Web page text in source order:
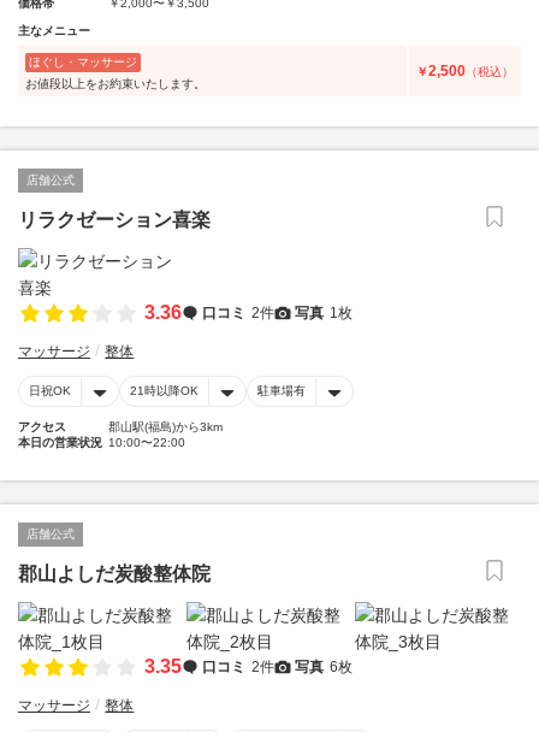
価格帯 ￥2,000〜￥3,500
主なメニュー
ほぐし・マッサージ
お値段以上をお約束いたします。
￥2,500 （税込）
店舗公式
リラクゼーション喜楽
3.36 口コミ 2件 写真 1枚
マッサージ 整体
日祝OK 21時以降OK 駐車場有
アクセス
郡山駅(福島)から3km
本日の営業状況 10:00〜22:00
店舗公式
郡山よしだ炭酸整体院
3.35 口コミ 2件 写真 6枚
マッサージ 整体